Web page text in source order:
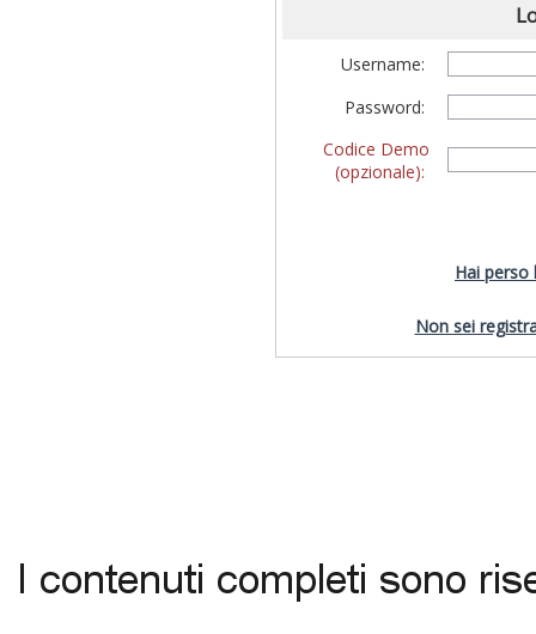
Username:
Password:
Codice Demo
(opzionale):
Hai perso
Non sei